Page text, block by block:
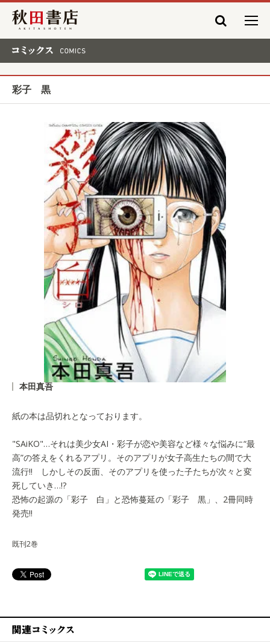
秋田書店
彩子 黒
本田真吾
紙の本は品切れとなっております。
"SAiKO"…それは美少女AI・彩子が恋や美容など様々な悩みに“最
高”の答えをくれるアプリ。そのアプリが女子高生たちの間で大
流行!! しかしその反面、そのアプリを使った子たちが次々と変
死していき…!?
恐怖の起源の「彩子 白」と恐怖蔓延の「彩子 黒」、2冊同時
発売!!
既刊2巻